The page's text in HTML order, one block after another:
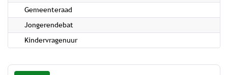
Gemeenteraad
Jongerendebat
Kindervragenuur